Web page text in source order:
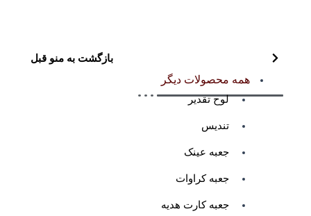
بازگشت به منو قبل
همه محصولات دیگر
لوح تقدیر
تندیس
جعبه عینک
جعبه کراوات
جعبه کارت هدیه